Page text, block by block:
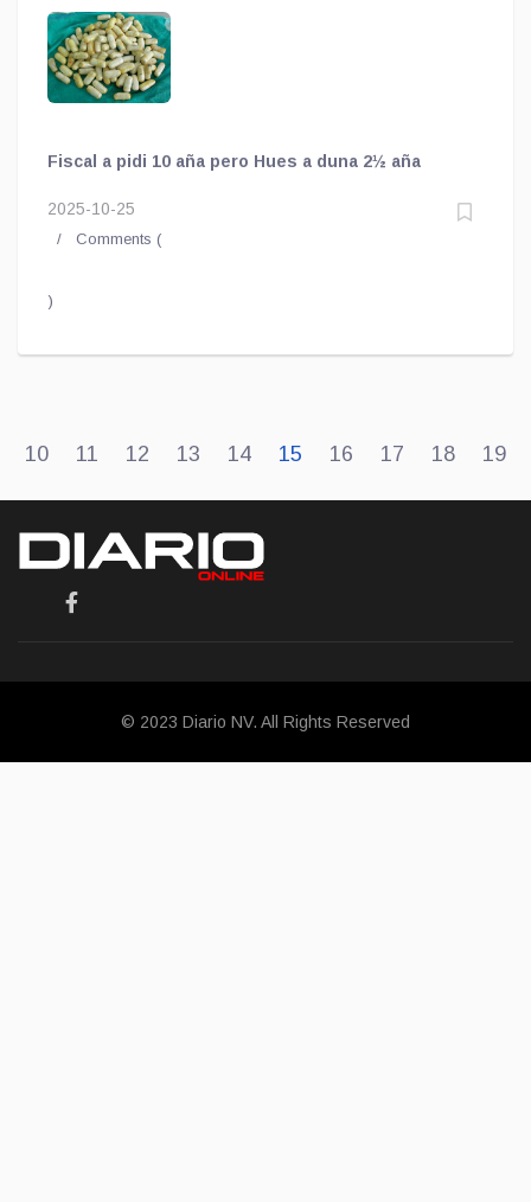
bolitanan a rementa den stoma
Fiscal a pidi 10 aña pero Hues a duna 2½ aña
2025-10-25
Comments (
)
10 11 12 13 14 15 16 17 18 19
© 2023 Diario NV. All Rights Reserved